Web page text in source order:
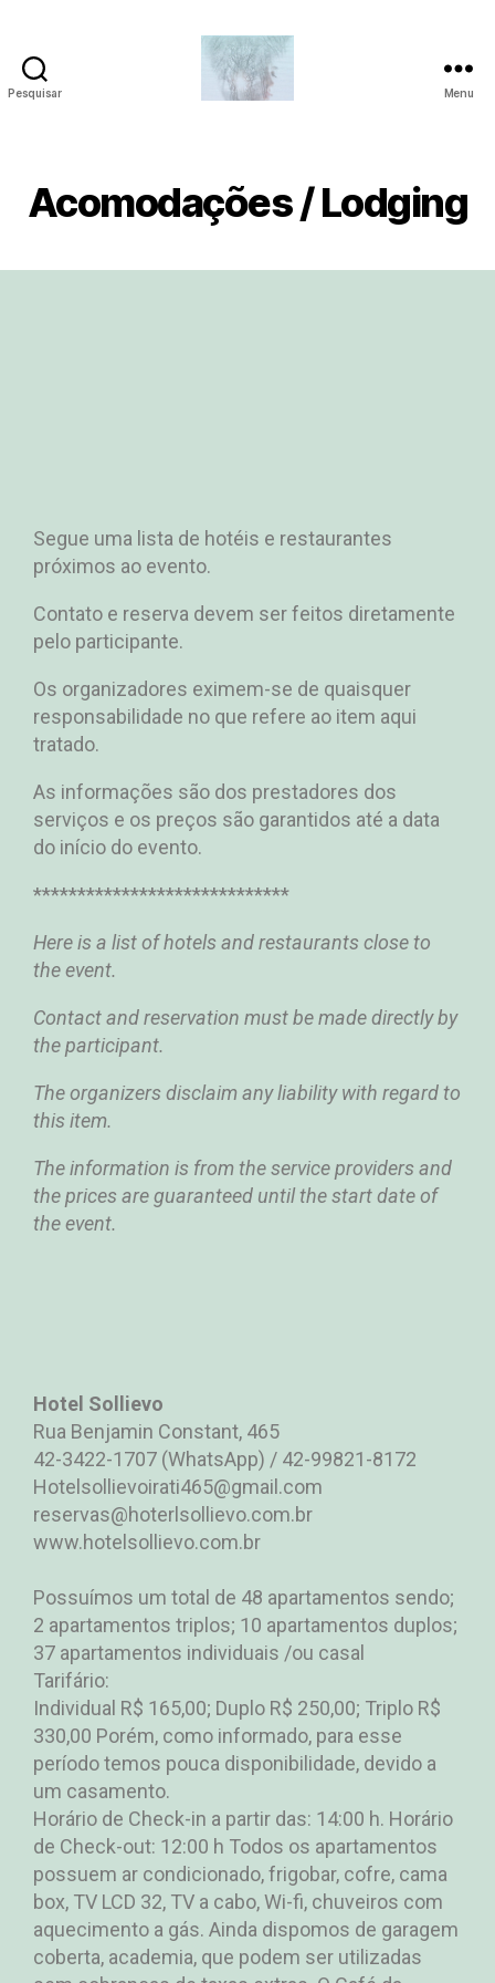
Pesquisar Menu
Acomodações / Lodging
Segue uma lista de hotéis e restaurantes
próximos ao evento.
Contato e reserva devem ser feitos diretamente
pelo participante.
Os organizadores eximem-se de quaisquer
responsabilidade no que refere ao item aqui
tratado.
As informações são dos prestadores dos
serviços e os preços são garantidos até a data
do início do evento.
*****************************
Here is a list of hotels and restaurants close to
the event.
Contact and reservation must be made directly by
the participant.
The organizers disclaim any liability with regard to
this item.
The information is from the service providers and
the prices are guaranteed until the start date of
the event.
Hotel Sollievo
Rua Benjamin Constant, 465
42-3422-1707 (WhatsApp) / 42-99821-8172
Hotelsollievoirati465@gmail.com
reservas@hoterlsollievo.com.br
www.hotelsollievo.com.br
Possuímos um total de 48 apartamentos sendo;
2 apartamentos triplos; 10 apartamentos duplos;
37 apartamentos individuais /ou casal
Tarifário:
Individual R$ 165,00; Duplo R$ 250,00; Triplo R$
330,00 Porém, como informado, para esse
período temos pouca disponibilidade, devido a
um casamento.
Horário de Check-in a partir das: 14:00 h. Horário
de Check-out: 12:00 h Todos os apartamentos
possuem ar condicionado, frigobar, cofre, cama
box, TV LCD 32, TV a cabo, Wi-fi, chuveiros com
aquecimento a gás. Ainda dispomos de garagem
coberta, academia, que podem ser utilizadas